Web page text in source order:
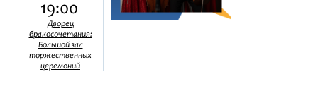
19:00
Дворец
бракосочетания:
Большой зал
торжественных
церемоний